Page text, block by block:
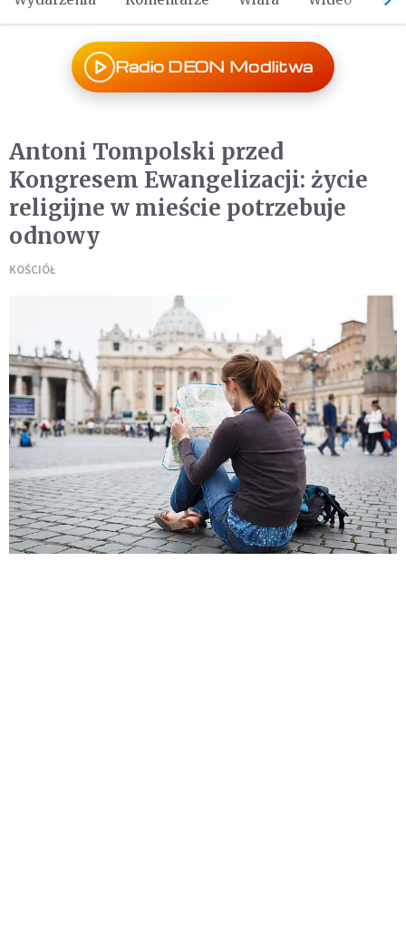
Radio DEON Modlitwa
Antoni Tompolski przed
Kongresem Ewangelizacji: życie
religijne w mieście potrzebuje
odnowy
KOŚCIÓŁ